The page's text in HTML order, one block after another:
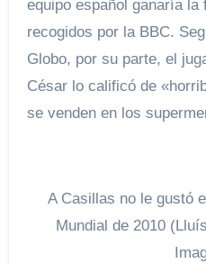
equipo español ganaría la
recogidos por la BBC.
Globo, por su parte, el
César lo calificó de
se venden en los
A Casillas no le gustó
Mundial de 2010